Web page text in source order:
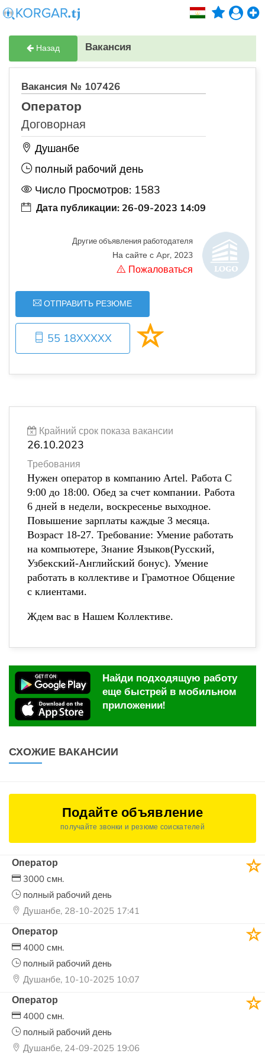
Назад Вакансия
Вакансия № 107426
Оператор
Договорная
Душанбе
полный рабочий день
Число Просмотров: 1583
Дата публикации: 26-09-2023 14:09
Другие объявления работодателя
На сайте с Apr, 2023
Пожаловаться
ОТПРАВИТЬ РЕЗЮМЕ
55 18XXXXX
Крайний срок показа вакансии
26.10.2023
Требования
Нужен оператор в компанию Artel. Работа С
9:00 до 18:00. Обед за счет компании. Работа
6 дней в недели, воскресенье выходное.
Повышение зарплаты каждые 3 месяца.
Возраст 18-27. Требование: Умение работать
на компьютере, Знание Языков(Русский,
Узбекский-Английский бонус). Умение
работать в коллективе и Грамотное Общение
с клиентами.
Ждем вас в Нашем Коллективе.
Найди подходящую работу
еще быстрей в мобильном
приложении!
СХОЖИЕ ВАКАНСИИ
Подайте объявление
получайте звонки и резюме соискателей
Оператор
3000 смн.
полный рабочий день
Душанбе, 28-10-2025 17:41
Оператор
4000 смн.
полный рабочий день
Душанбе, 10-10-2025 10:07
Оператор
4000 смн.
полный рабочий день
Душанбе, 24-09-2025 19:06